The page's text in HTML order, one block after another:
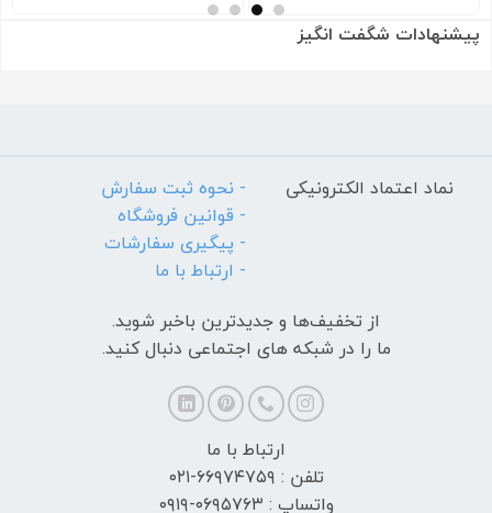
پیشنهادات شگفت انگیز
نماد اعتماد الکترونیکی
- نحوه ثبت سفارش
- قوانین فروشگاه
- پیگیری سفارشات
- ارتباط با ما
از تخفیف‌ها و جدیدترین‌ باخبر شوید.
ما را در شبکه های اجتماعی دنبال کنید.
ارتباط با ما
تلفن : ۶۶۹۷۴۷۵۹-۰۲۱
واتساپ : ۰۶۹۵۷۶۳-۰۹۱۹